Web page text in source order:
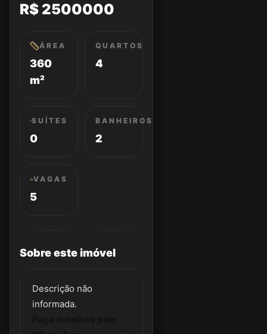
R$ 2500000
ÁREA
360
m²
QUARTOS
4
SUÍTES
0
BANHEIROS
2
VAGAS
5
Sobre este imóvel
Descrição não
informada.